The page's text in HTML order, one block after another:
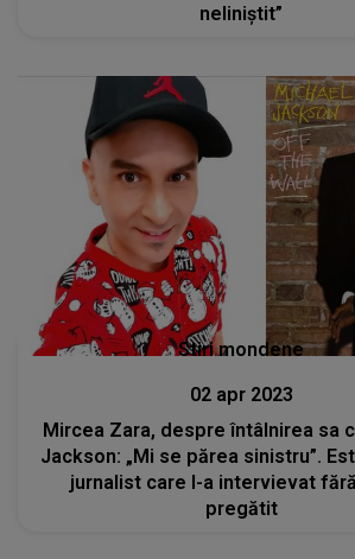
neliniștit”
Stiri mondene
02 apr 2023
Mircea Zara, despre întâlnirea sa
Jackson: „Mi se părea sinistru”.
jurnalist care l-a intervievat
pregătit